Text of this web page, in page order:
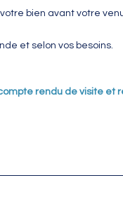
bien avant votre
et selon vos besoins.
rendu de visite